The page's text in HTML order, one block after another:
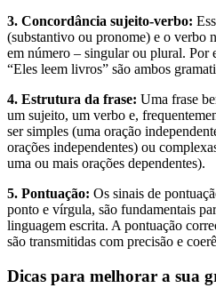
3. Concordância sujeito-verbo:
(substantivo ou pronome) e o verbo
em número – singular ou plural. Por
“Eles leem livros” são ambos
4. Estrutura da frase: Uma frase
um sujeito, um verbo e,
ser simples (uma oração
orações independentes) ou
uma ou mais orações dependentes).
5. Pontuação: Os sinais de
ponto e vírgula, são fundamentais
linguagem escrita. A pontuação
são transmitidas com precisão e
Dicas para melhorar a sua